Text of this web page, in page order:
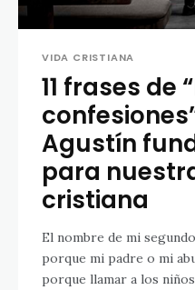
VIDA CRISTIANA
11 frases de
Agustín
para
cristiana
El nombre de mi
porque mi padre o mi
porque llamar a los